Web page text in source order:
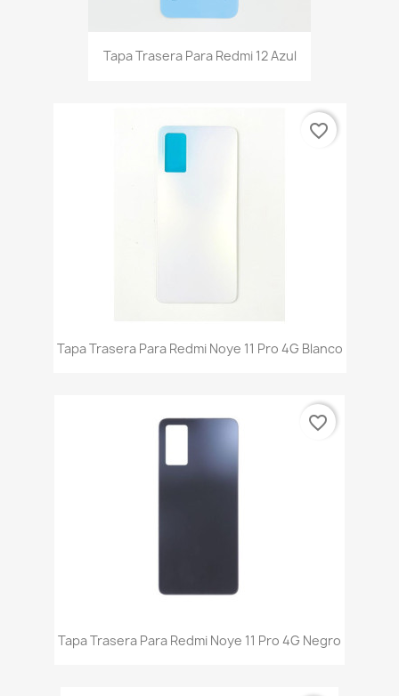
Tapa Trasera Para Redmi 12 Azul
Tapa Trasera Para Redmi Noye 11 Pro 4G Blanco
favorite_border
Tapa Trasera Para Redmi Noye 11 Pro 4G Negro
favorite_border